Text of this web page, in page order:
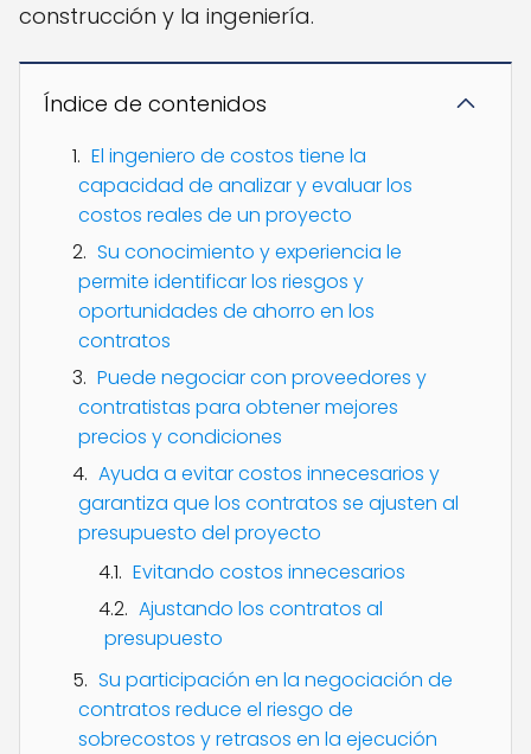
construcción y la ingeniería.
Índice de contenidos
El ingeniero de costos tiene la
capacidad de analizar y evaluar los
costos reales de un proyecto
Su conocimiento y experiencia le
permite identificar los riesgos y
oportunidades de ahorro en los
contratos
Puede negociar con proveedores y
contratistas para obtener mejores
precios y condiciones
Ayuda a evitar costos innecesarios y
garantiza que los contratos se ajusten al
presupuesto del proyecto
Evitando costos innecesarios
Ajustando los contratos al
presupuesto
Su participación en la negociación de
contratos reduce el riesgo de
sobrecostos y retrasos en la ejecución